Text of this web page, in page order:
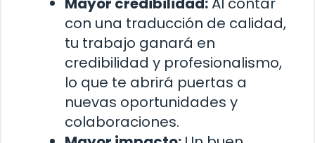
con una traducción de calidad,
tu trabajo ganará en
credibilidad y profesionalismo,
lo que te abrirá puertas a
nuevas oportunidades y
colaboraciones.